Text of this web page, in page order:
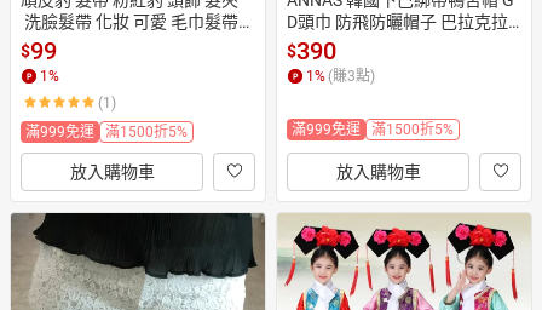
洗臉髮帶 化妝 可愛 毛巾髮帶
髮圈 髮箍 ANNA S.99
$99
1%
(1)
滿999免運
滿1500折5%
放入購物車
D頭巾 防飛防曬帽子 巴拉克拉
法帽 春夏條紋遮陽
$390
1% (賺3點)
滿999免運 滿1500折5%
放入購物車